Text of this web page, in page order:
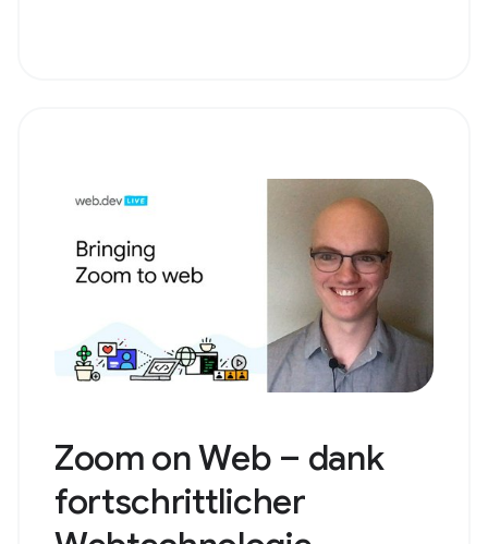
Zoom on Web – dank
fortschrittlicher